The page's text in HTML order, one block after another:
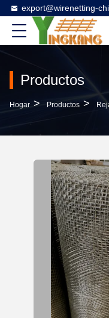
export@wirenetting-
Productos
Hogar > Productos >